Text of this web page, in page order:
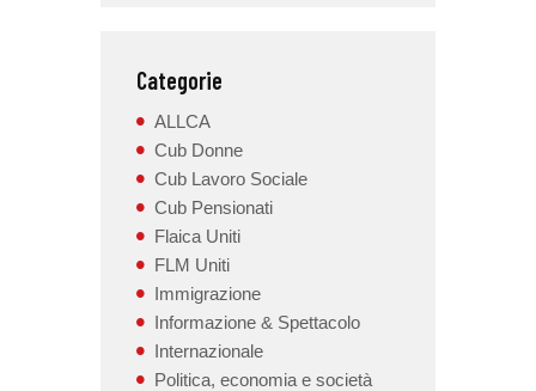
Categorie
ALLCA
Cub Donne
Cub Lavoro Sociale
Cub Pensionati
Flaica Uniti
FLM Uniti
Immigrazione
Informazione & Spettacolo
Internazionale
Politica, economia e società